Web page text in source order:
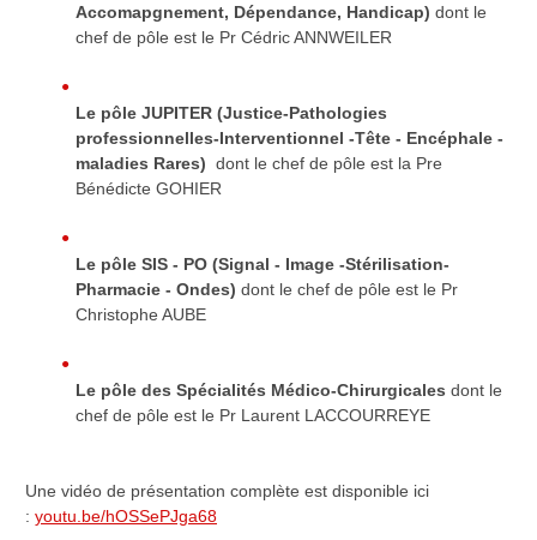
Accomapgnement, Dépendance, Handicap) dont le
chef de pôle est le Pr Cédric ANNWEILER
Le pôle JUPITER (Justice-Pathologies
professionnelles-Interventionnel -Tête - Encéphale -
maladies Rares) dont le chef de pôle est la Pre
Bénédicte GOHIER
Le pôle SIS - PO (Signal - Image -Stérilisation-
Pharmacie - Ondes) dont le chef de pôle est le Pr
Christophe AUBE
Le pôle des Spécialités Médico-Chirurgicales dont le
chef de pôle est le Pr Laurent LACCOURREYE
Une vidéo de présentation complète est disponible ici
: youtu.be/hOSSePJga68